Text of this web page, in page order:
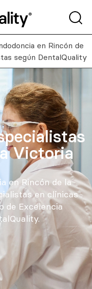
en Rincón de
según DentalQuality
Victoria
en Rincón de la
en clínicas
de Excelencia